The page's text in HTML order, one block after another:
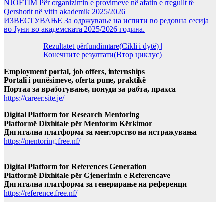
NJOFTIM Për organizimin e provimeve në afatin e rregullt të
Qershorit në vitin akademik 2025/2026
ИЗВЕСТУВАЊЕ За одржување на испити во редовна сесија
во Јуни во академската 2025/2026 година.
Rezultatet përfundimtare(Cikli i dytë) ||
Конечните резултати(Втор циклус)
Employment portal, job offers, internships
Portali i punësimeve, oferta pune, praktikë
Портал за вработување, понуди за рабта, пракса
https://career.site.je/
Digital Platform for Research Mentoring
Platformë Dixhitale për Mentorim Kërkimor
Дигитална платформа за менторство на истражувања
https://mentoring.free.nf/
Digital Platform for References Generation
Platformë Dixhitale për Gjenerimin e Referencave
Дигитална платформа за генерирање на референци
https://reference.free.nf/